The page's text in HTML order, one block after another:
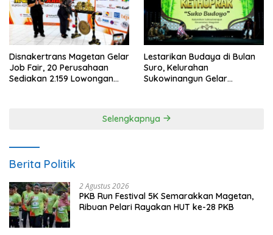
Disnakertrans Magetan Gelar
Job Fair, 20 Perusahaan
Sediakan 2.159 Lowongan
Lestarikan Budaya di Bulan
Suro, Kelurahan
Sukowinangun Gelar
Selengkapnya
Berita Politik
2 Agustus 2026
PKB Run Festival 5K Semarakkan Magetan,
Ribuan Pelari Rayakan HUT ke-28 PKB